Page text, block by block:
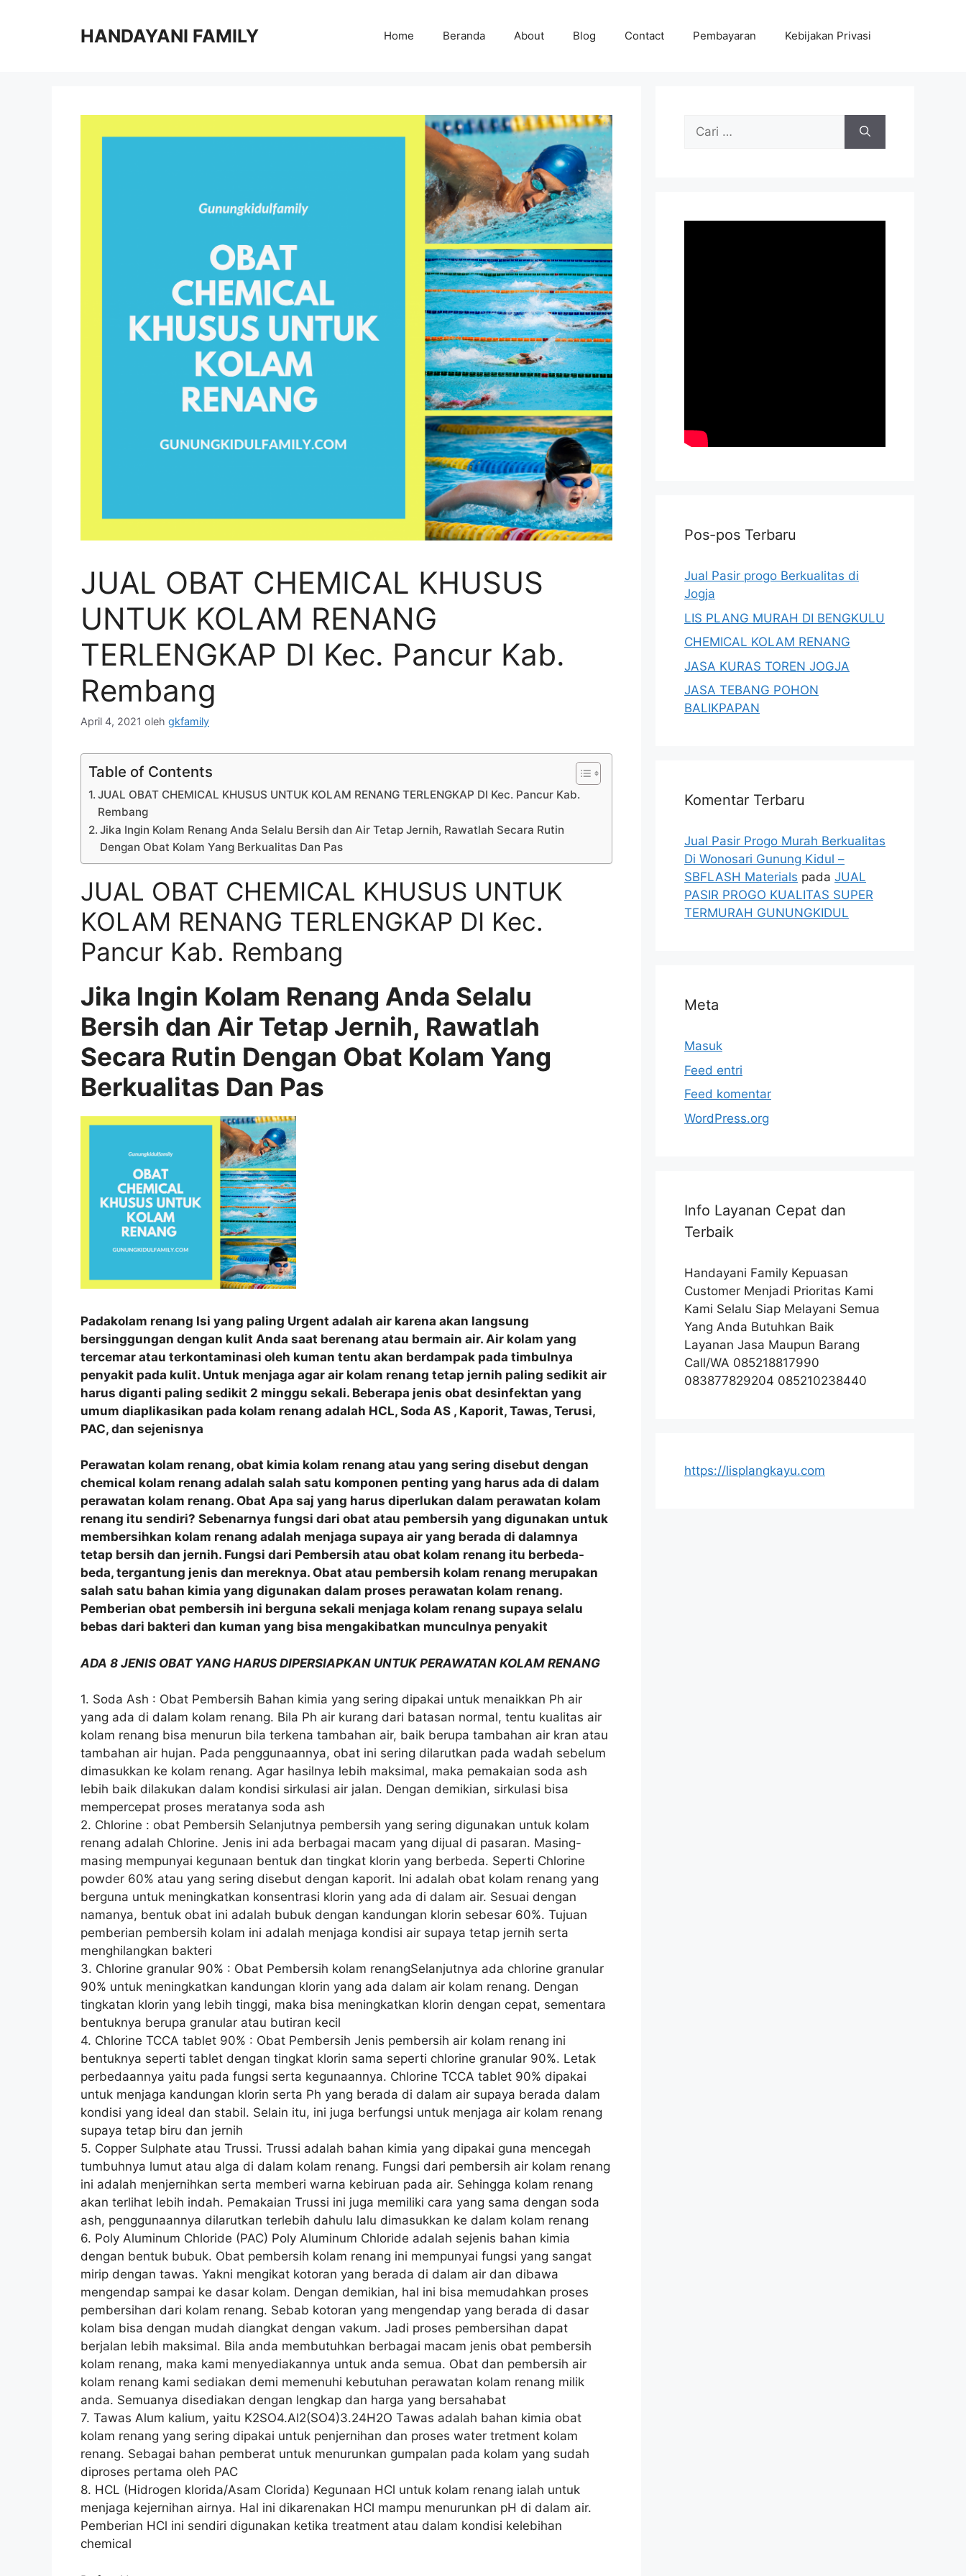
HANDAYANI FAMILY Home Beranda About Blog Contact Pembayaran Kebijakan Privasi
JUAL OBAT CHEMICAL KHUSUS
UNTUK KOLAM RENANG
TERLENGKAP DI Kec. Pancur Kab.
Rembang
April 4, 2021 oleh gkfamily
Table of Contents
JUAL OBAT CHEMICAL KHUSUS UNTUK KOLAM RENANG TERLENGKAP DI Kec. Pancur Kab.
Rembang
Jika Ingin Kolam Renang Anda Selalu Bersih dan Air Tetap Jernih, Rawatlah Secara Rutin
Dengan Obat Kolam Yang Berkualitas Dan Pas
JUAL OBAT CHEMICAL KHUSUS UNTUK
KOLAM RENANG TERLENGKAP DI Kec.
Pancur Kab. Rembang
Jika Ingin Kolam Renang Anda Selalu
Bersih dan Air Tetap Jernih, Rawatlah
Secara Rutin Dengan Obat Kolam Yang
Berkualitas Dan Pas
Padakolam renang Isi yang paling Urgent adalah air karena akan langsung
bersinggungan dengan kulit Anda saat berenang atau bermain air. Air kolam yang
tercemar atau terkontaminasi oleh kuman tentu akan berdampak pada timbulnya
penyakit pada kulit. Untuk menjaga agar air kolam renang tetap jernih paling sedikit air
harus diganti paling sedikit 2 minggu sekali. Beberapa jenis obat desinfektan yang
umum diaplikasikan pada kolam renang adalah HCL, Soda AS , Kaporit, Tawas, Terusi,
PAC, dan sejenisnya
Perawatan kolam renang, obat kimia kolam renang atau yang sering disebut dengan
chemical kolam renang adalah salah satu komponen penting yang harus ada di dalam
perawatan kolam renang. Obat Apa saj yang harus diperlukan dalam perawatan kolam
renang itu sendiri? Sebenarnya fungsi dari obat atau pembersih yang digunakan untuk
membersihkan kolam renang adalah menjaga supaya air yang berada di dalamnya
tetap bersih dan jernih. Fungsi dari Pembersih atau obat kolam renang itu berbeda-
beda, tergantung jenis dan mereknya. Obat atau pembersih kolam renang merupakan
salah satu bahan kimia yang digunakan dalam proses perawatan kolam renang.
Pemberian obat pembersih ini berguna sekali menjaga kolam renang supaya selalu
bebas dari bakteri dan kuman yang bisa mengakibatkan munculnya penyakit
ADA 8 JENIS OBAT YANG HARUS DIPERSIAPKAN UNTUK PERAWATAN KOLAM RENANG
1. Soda Ash : Obat Pembersih Bahan kimia yang sering dipakai untuk menaikkan Ph air
yang ada di dalam kolam renang. Bila Ph air kurang dari batasan normal, tentu kualitas air
kolam renang bisa menurun bila terkena tambahan air, baik berupa tambahan air kran atau
tambahan air hujan. Pada penggunaannya, obat ini sering dilarutkan pada wadah sebelum
dimasukkan ke kolam renang. Agar hasilnya lebih maksimal, maka pemakaian soda ash
lebih baik dilakukan dalam kondisi sirkulasi air jalan. Dengan demikian, sirkulasi bisa
mempercepat proses meratanya soda ash
2. Chlorine : obat Pembersih Selanjutnya pembersih yang sering digunakan untuk kolam
renang adalah Chlorine. Jenis ini ada berbagai macam yang dijual di pasaran. Masing-
masing mempunyai kegunaan bentuk dan tingkat klorin yang berbeda. Seperti Chlorine
powder 60% atau yang sering disebut dengan kaporit. Ini adalah obat kolam renang yang
berguna untuk meningkatkan konsentrasi klorin yang ada di dalam air. Sesuai dengan
namanya, bentuk obat ini adalah bubuk dengan kandungan klorin sebesar 60%. Tujuan
pemberian pembersih kolam ini adalah menjaga kondisi air supaya tetap jernih serta
menghilangkan bakteri
3. Chlorine granular 90% : Obat Pembersih kolam renangSelanjutnya ada chlorine granular
90% untuk meningkatkan kandungan klorin yang ada dalam air kolam renang. Dengan
tingkatan klorin yang lebih tinggi, maka bisa meningkatkan klorin dengan cepat, sementara
bentuknya berupa granular atau butiran kecil
4. Chlorine TCCA tablet 90% : Obat Pembersih Jenis pembersih air kolam renang ini
bentuknya seperti tablet dengan tingkat klorin sama seperti chlorine granular 90%. Letak
perbedaannya yaitu pada fungsi serta kegunaannya. Chlorine TCCA tablet 90% dipakai
untuk menjaga kandungan klorin serta Ph yang berada di dalam air supaya berada dalam
kondisi yang ideal dan stabil. Selain itu, ini juga berfungsi untuk menjaga air kolam renang
supaya tetap biru dan jernih
5. Copper Sulphate atau Trussi. Trussi adalah bahan kimia yang dipakai guna mencegah
tumbuhnya lumut atau alga di dalam kolam renang. Fungsi dari pembersih air kolam renang
ini adalah menjernihkan serta memberi warna kebiruan pada air. Sehingga kolam renang
akan terlihat lebih indah. Pemakaian Trussi ini juga memiliki cara yang sama dengan soda
ash, penggunaannya dilarutkan terlebih dahulu lalu dimasukkan ke dalam kolam renang
6. Poly Aluminum Chloride (PAC) Poly Aluminum Chloride adalah sejenis bahan kimia
dengan bentuk bubuk. Obat pembersih kolam renang ini mempunyai fungsi yang sangat
mirip dengan tawas. Yakni mengikat kotoran yang berada di dalam air dan dibawa
mengendap sampai ke dasar kolam. Dengan demikian, hal ini bisa memudahkan proses
pembersihan dari kolam renang. Sebab kotoran yang mengendap yang berada di dasar
kolam bisa dengan mudah diangkat dengan vakum. Jadi proses pembersihan dapat
berjalan lebih maksimal. Bila anda membutuhkan berbagai macam jenis obat pembersih
kolam renang, maka kami menyediakannya untuk anda semua. Obat dan pembersih air
kolam renang kami sediakan demi memenuhi kebutuhan perawatan kolam renang milik
anda. Semuanya disediakan dengan lengkap dan harga yang bersahabat
7. Tawas Alum kalium, yaitu K2SO4.Al2(SO4)3.24H2O Tawas adalah bahan kimia obat
kolam renang yang sering dipakai untuk penjernihan dan proses water tretment kolam
renang. Sebagai bahan pemberat untuk menurunkan gumpalan pada kolam yang sudah
diproses pertama oleh PAC
8. HCL (Hidrogen klorida/Asam Clorida) Kegunaan HCl untuk kolam renang ialah untuk
menjaga kejernihan airnya. Hal ini dikarenakan HCl mampu menurunkan pH di dalam air.
Pemberian HCl ini sendiri digunakan ketika treatment atau dalam kondisi kelebihan
chemical
Cari
Pos-pos Terbaru
Jual Pasir progo Berkualitas di
Jogja
LIS PLANG MURAH DI BENGKULU
CHEMICAL KOLAM RENANG
JASA KURAS TOREN JOGJA
JASA TEBANG POHON
BALIKPAPAN
Komentar Terbaru
Jual Pasir Progo Murah Berkualitas
Di Wonosari Gunung Kidul –
SBFLASH Materials pada JUAL
PASIR PROGO KUALITAS SUPER
TERMURAH GUNUNGKIDUL
Meta
Masuk
Feed entri
Feed komentar
WordPress.org
Info Layanan Cepat dan
Terbaik
Handayani Family Kepuasan
Customer Menjadi Prioritas Kami
Kami Selalu Siap Melayani Semua
Yang Anda Butuhkan Baik
Layanan Jasa Maupun Barang
Call/WA 085218817990
083877829204 085210238440
https://lisplangkayu.com